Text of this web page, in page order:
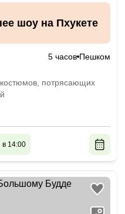
шоу на Пхукете
5 часов Пешком
потрясающих
в 14:00